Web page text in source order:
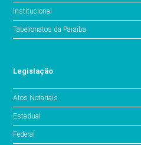
Institucional
Tabelionatos da Paraíba
Legislação
Atos Notariais
Estadual
Federal